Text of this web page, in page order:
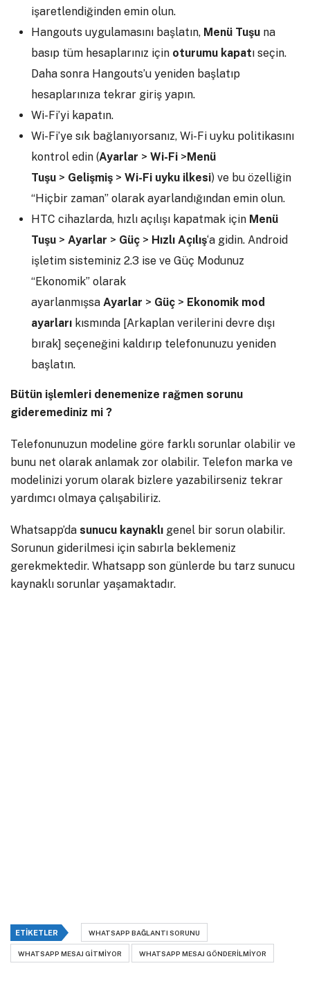
işaretlendiğinden emin olun.
Hangouts uygulamasını başlatın, Menü Tuşu na
basıp tüm hesaplarınız için oturumu kapatı seçin.
Daha sonra Hangouts’u yeniden başlatıp
hesaplarınıza tekrar giriş yapın.
Wi-Fi’yi kapatın.
Wi-Fi’ye sık bağlanıyorsanız, Wi-Fi uyku politikasını
kontrol edin (Ayarlar > Wi-Fi > Menü
Tuşu > Gelişmiş > Wi-Fi uyku ilkesi) ve bu özelliğin
“Hiçbir zaman” olarak ayarlandığından emin olun.
HTC cihazlarda, hızlı açılışı kapatmak için Menü
Tuşu > Ayarlar > Güç > Hızlı Açılış‘a gidin. Android
işletim sisteminiz 2.3 ise ve Güç Modunuz
“Ekonomik” olarak
ayarlanmışsa Ayarlar > Güç > Ekonomik mod
ayarları kısmında [Arkaplan verilerini devre dışı
bırak] seçeneğini kaldırıp telefonunuzu yeniden
başlatın.
Bütün işlemleri denemenize rağmen sorunu
gideremediniz mi ?
Telefonunuzun modeline göre farklı sorunlar olabilir ve
bunu net olarak anlamak zor olabilir. Telefon marka ve
modelinizi yorum olarak bizlere yazabilirseniz tekrar
yardımcı olmaya çalışabiliriz.
Whatsapp’da sunucu kaynaklı genel bir sorun olabilir.
Sorunun giderilmesi için sabırla beklemeniz
gerekmektedir. Whatsapp son günlerde bu tarz sunucu
kaynaklı sorunlar yaşamaktadır.
ETIKETLER WHATSAPP BAĞLANTI SORUNU
WHATSAPP MESAJ GITMIYOR WHATSAPP MESAJ GÖNDERILMIYOR